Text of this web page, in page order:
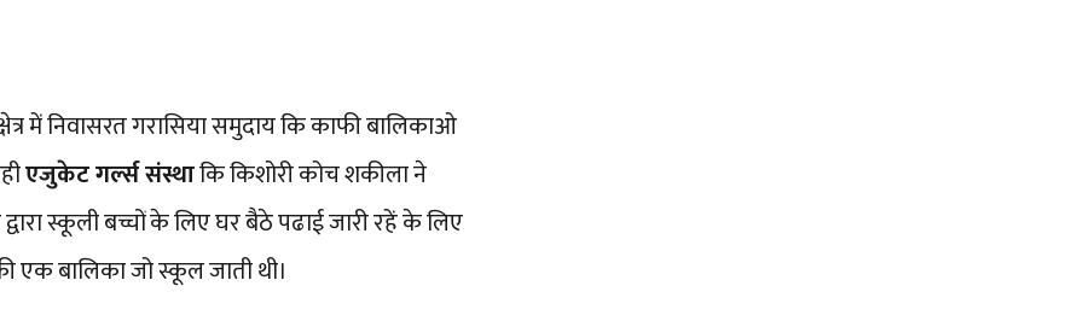
में निवासरत गरासिया समुदाय कि काफी बालिकाओ
एजुकेट गर्ल्स संस्थाकि किशोरी कोच शकीला ने
स्कूली बच्चों के लिए घर बैठे पढाई जारी रहें के लिए
एक बालिका जो स्कूल जाती थी।